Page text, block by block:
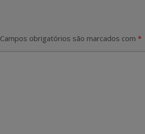
Campos obrigatórios são marcados com *